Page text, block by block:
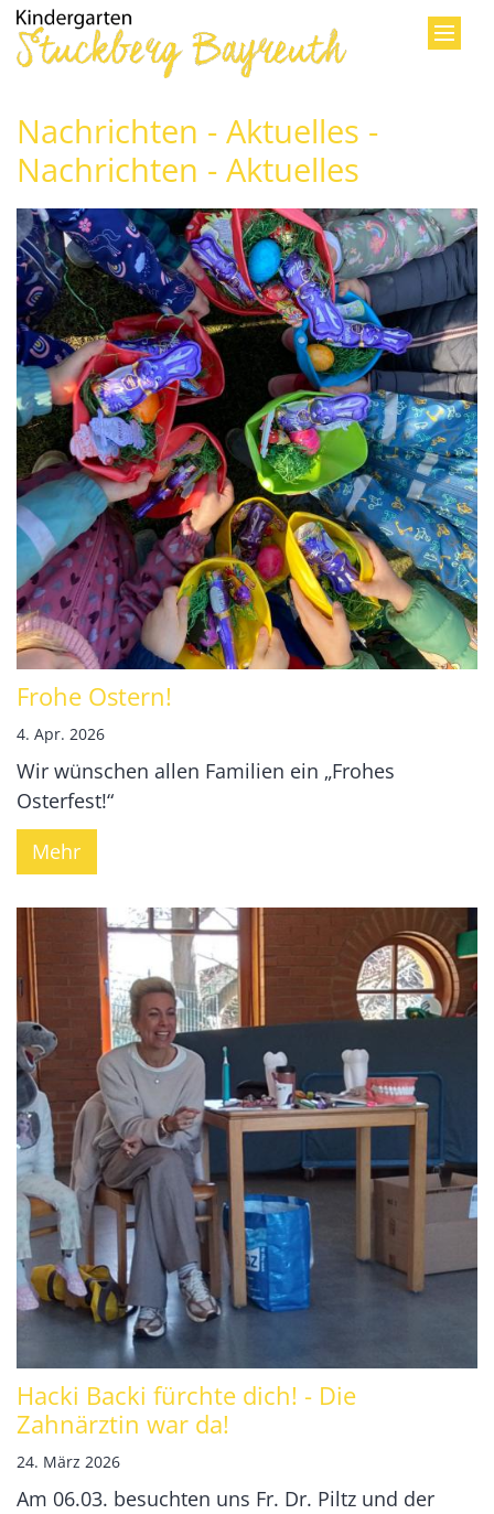
Zum Inhalt springen
Nachrichten - Aktuelles -
Nachrichten - Aktuelles
Frohe Ostern!
4. Apr. 2026
Wir wünschen allen Familien ein „Frohes
Osterfest!“
Mehr
Hacki Backi fürchte dich! - Die
Zahnärztin war da!
24. März 2026
Am 06.03. besuchten uns Fr. Dr. Piltz und der